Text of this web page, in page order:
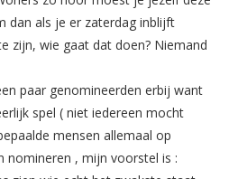
dan als je er zaterdag inblijft
zijn, wie gaat dat doen? Niemand
paar genomineerden erbij want
spel ( niet iedereen mocht
mensen allemaal op
nomineren , mijn voorstel is :